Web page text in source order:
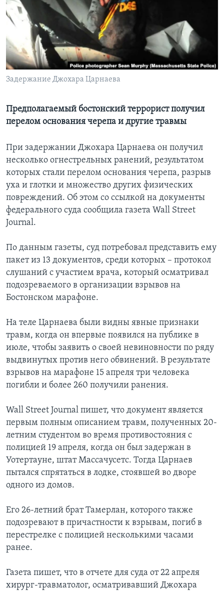
Learning English
СОЦИАЛЬНЫЕ СЕТИ
Задержание Джохара Царнаева
Предполагаемый бостонский террорист получил
перелом основания черепа и другие травмы
При задержании Джохара Царнаева он получил
несколько огнестрельных ранений, результатом
которых стали перелом основания черепа, разрыв
уха и глотки и множество других физических
повреждений. Об этом со ссылкой на документы
федерального суда сообщила газета Wall Street
Journal.
По данным газеты, суд потребовал представить ему
пакет из 13 документов, среди которых – протокол
слушаний с участием врача, который осматривал
подозреваемого в организации взрывов на
Бостонском марафоне.
На теле Царнаева были видны явные признаки
травм, когда он впервые появился на публике в
июле, чтобы заявить о своей невиновности по ряду
выдвинутых против него обвинений. В результате
взрывов на марафоне 15 апреля три человека
погибли и более 260 получили ранения.
Wall Street Journal пишет, что документ является
первым полным описанием травм, полученных 20-
летним студентом во время противостояния с
полицией 19 апреля, когда он был задержан в
Уотертауне, штат Массачусетс. Тогда Царнаев
пытался спрятаться в лодке, стоявшей во дворе
одного из домов.
Его 26-летний брат Тамерлан, которого также
подозревают в причастности к взрывам, погиб в
перестрелке с полицией несколькими часами
ранее.
Газета пишет, что в отчете для суда от 22 апреля
хирург-травматолог, осматривавший Джохара